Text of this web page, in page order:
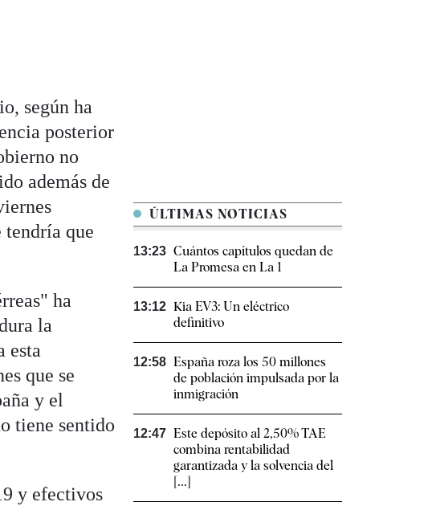
según ha
posterior
no
además de
tendría que
ha
la
esta
que se
y el
tiene sentido
y efectivos
ÚLTIMAS NOTICIAS
13:23 Cuántos capítulos quedan de
La Promesa en La 1
13:12 Kia EV3: Un eléctrico
definitivo
12:58 España roza los 50 millones
de población impulsada por la
inmigración
12:47 Este depósito al 2,50% TAE
combina rentabilidad
garantizada y la solvencia del
[...]